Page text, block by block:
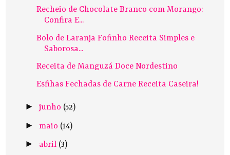
Recheio de Chocolate Branco com Morango:
Confira E...
Bolo de Laranja Fofinho Receita Simples e
Saborosa...
Receita de Manguzá Doce Nordestino
Esfihas Fechadas de Carne Receita Caseira!
► junho (52)
► maio (14)
► abril (3)